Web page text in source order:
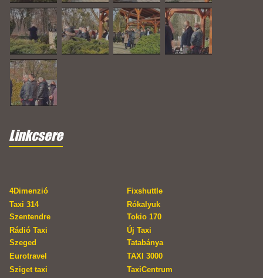
Linkcsere
4Dimenzió
Fixshuttle
Taxi 314
Szentendre
Rókalyuk
Tokio 170
Rádió Taxi
Szeged
Új Taxi
Tatabánya
Eurotravel
TAXI 3000
Sziget taxi
TaxiCentrum